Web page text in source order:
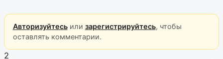
Авторизуйтесьили зарегистрируйтесь, чтобы
оставлять комментарии.
2